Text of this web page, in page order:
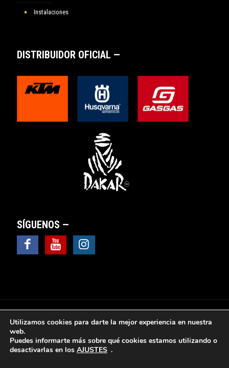
Instalaciones
DISTRIBUIDOR OFICIAL —
SÍGUENOS —
© 2025 Valsebike Motos -Aviso Legal|Política de
Privacidad |Política de Cookies
Utilizamos cookies para darte la mejor experiencia en nuestra
web.
Puedes informarte más sobre qué cookies estamos utilizando o
desactivarlas en los AJUSTES .